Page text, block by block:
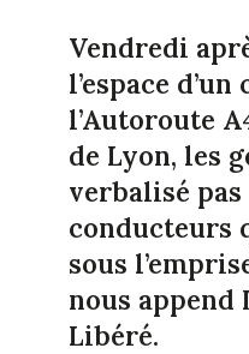
Vendredi
l’espace
l’Autoroute
de Lyon, les
verbalisé
conducteurs
sous
nous append
Libéré.